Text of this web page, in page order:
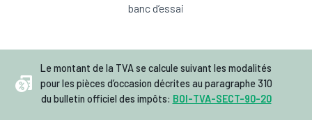
banc d’essai
Le montant de la TVA se calcule suivant les modalités
pour les pièces d’occasion décrites au paragraphe 310
du bulletin officiel des impôts: BOI-TVA-SECT-90-20